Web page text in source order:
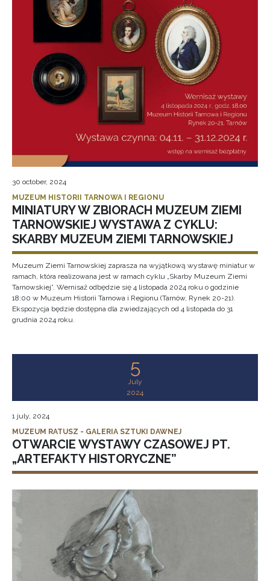
30 october, 2024
MUZEUM HISTORII TARNOWA I REGIONU
MINIATURY W ZBIORACH MUZEUM ZIEMI
TARNOWSKIEJ WYSTAWA Z CYKLU:
SKARBY MUZEUM ZIEMI TARNOWSKIEJ
Muzeum Ziemi Tarnowskiej zaprasza na wyjątkową wystawę miniatur w
ramach, która realizowana jest w ramach cyklu „Skarby Muzeum Ziemi
Tarnowskiej”. Wernisaż odbędzie się 4 listopada 2024 roku o godzinie
18:00 w Muzeum Historii Tarnowa i Regionu (Tarnów, Rynek 20-21).
Ekspozycja będzie dostępna dla zwiedzających od 4 listopada do 31
grudnia 2024 roku.
5
July
2024
1 july, 2024
MUZEUM RATUSZ - GALERIA SZTUKI DAWNEJ
OTWARCIE WYSTAWY CZASOWEJ PT.
„ARTEFAKTY HISTORYCZNE”